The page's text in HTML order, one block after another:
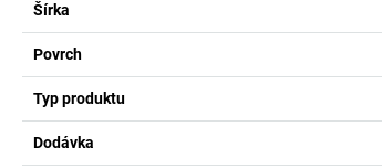
Šírka
Povrch
Typ produktu
Dodávka